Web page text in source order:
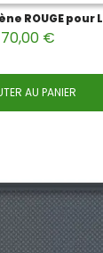
ROUGE pour
€
AU PANIER